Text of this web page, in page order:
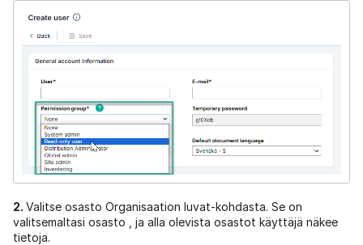
2. Valitse osasto Organisaation luvat-kohdasta. Se on
valitsemaltasi osasto , ja alla olevista osastot käyttäjä näkee
tietoja.